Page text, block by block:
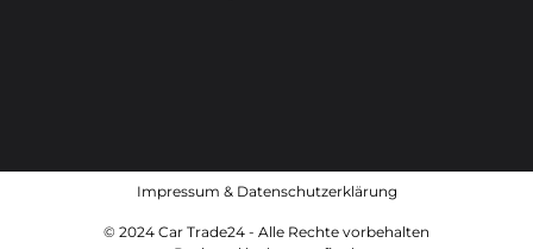
Impressum & Datenschutzerklärung
© 2024 Car Trade24 - Alle Rechte vorbehalten